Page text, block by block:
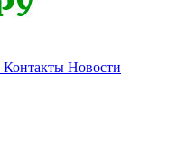
Контакты Новости